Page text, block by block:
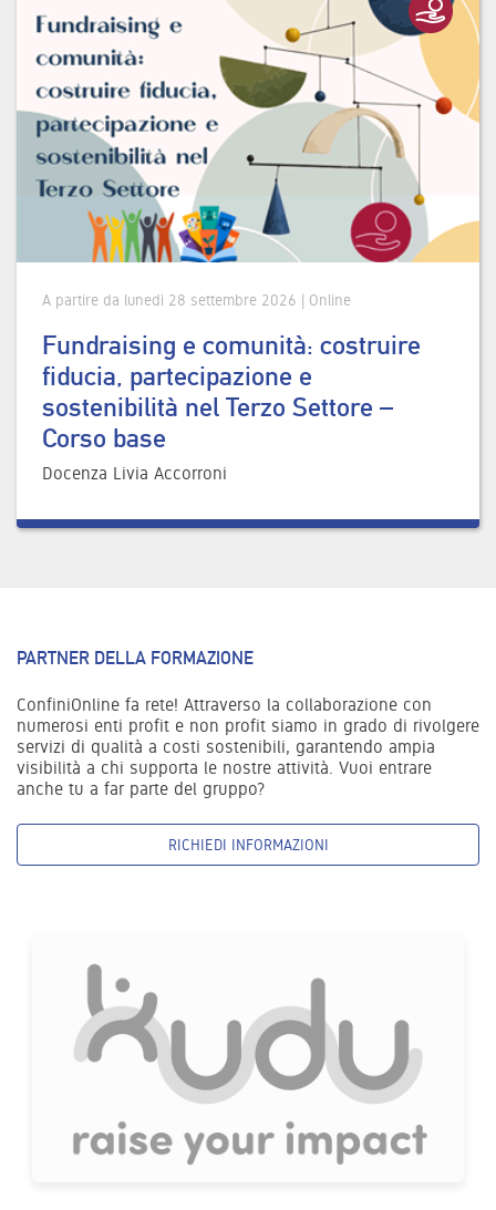
A partire da lunedì 28 settembre 2026 | Online
Fundraising e comunità: costruire
fiducia, partecipazione e
sostenibilità nel Terzo Settore –
Corso base
Docenza Livia Accorroni
PARTNER DELLA FORMAZIONE
ConfiniOnline fa rete! Attraverso la collaborazione con
numerosi enti profit e non profit siamo in grado di rivolgere
servizi di qualità a costi sostenibili, garantendo ampia
visibilità a chi supporta le nostre attività. Vuoi entrare
anche tu a far parte del gruppo?
RICHIEDI INFORMAZIONI